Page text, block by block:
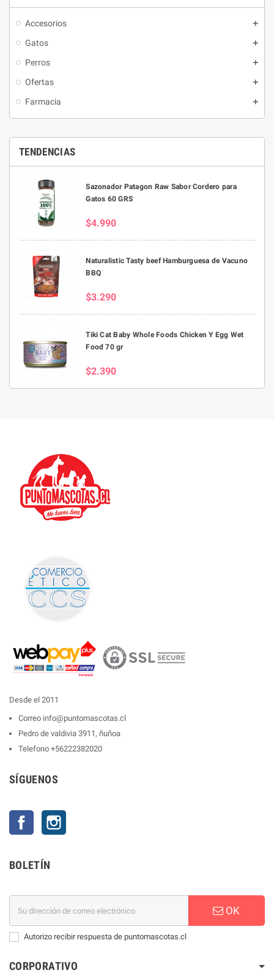
Accesorios
Gatos
Perros
Ofertas
Farmacia
TENDENCIAS
Sazonador Patagon Raw Sabor Cordero para
Gatos 60 GRS
$4.990
Naturalistic Tasty beef Hamburguesa de Vacuno
BBQ
$3.290
Tiki Cat Baby Whole Foods Chicken Y Egg Wet
Food 70 gr
$2.390
Desde el 2011
Correo info@puntomascotas.cl
Pedro de valdivia 3911, ñuñoa
Telefono +56222382020
SÍGUENOS
Facebook
BOLETÍN
OK
Autorizo recibir respuesta de puntomascotas.cl
CORPORATIVO